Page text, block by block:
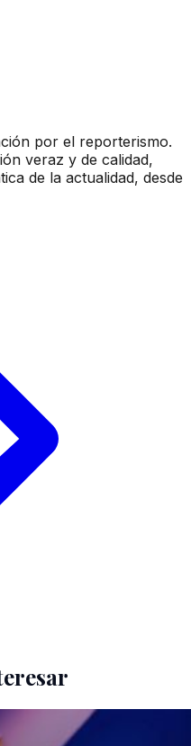
por el reporterismo.
veraz y de calidad,
de la actualidad, desde